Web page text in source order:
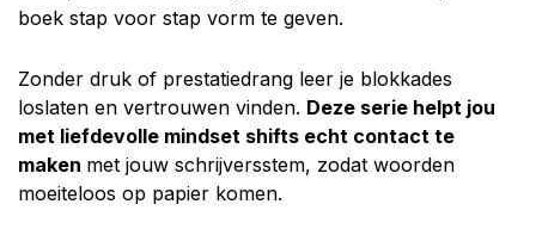
boek stap voor stap vorm te geven.
Zonder druk of prestatiedrang leer je blokkades
loslaten en vertrouwen vinden. Deze serie helpt jou
met liefdevolle mindset shifts echt contact te
maken met jouw schrijversstem, zodat woorden
moeiteloos op papier komen.